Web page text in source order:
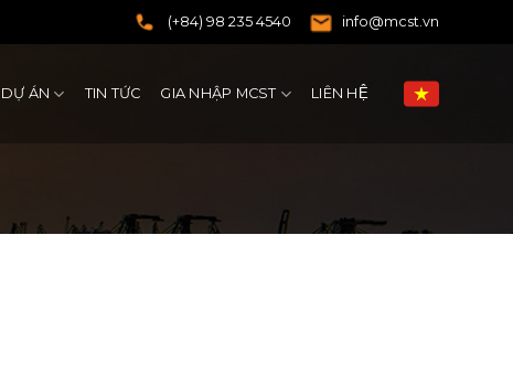
(+84) 98 235 4540 info@mcst.vn
DỰ ÁN TIN TỨC GIA NHẬP MCST LIÊN HỆ